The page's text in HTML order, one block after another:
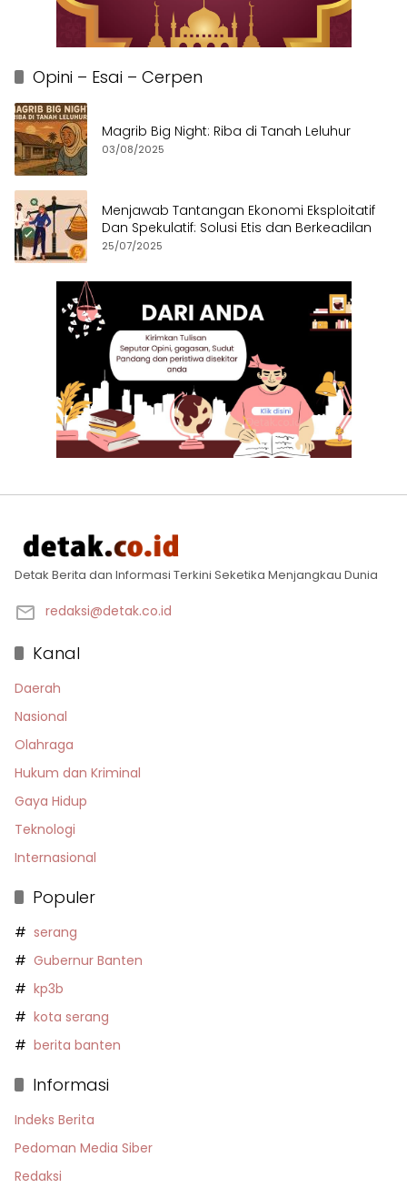
Opini – Esai – Cerpen
Magrib Big Night: Riba di Tanah Leluhur
03/08/2025
Menjawab Tantangan Ekonomi Eksploitatif
Dan Spekulatif: Solusi Etis dan Berkeadilan
25/07/2025
Detak Berita dan Informasi Terkini Seketika Menjangkau Dunia
redaksi@detak.co.id
Kanal
Daerah
Nasional
Olahraga
Hukum dan Kriminal
Gaya Hidup
Teknologi
Internasional
Populer
serang
Gubernur Banten
kp3b
kota serang
berita banten
Informasi
Indeks Berita
Pedoman Media Siber
Redaksi